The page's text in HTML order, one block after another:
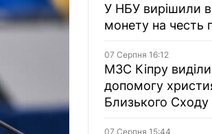
У НБУ вирішили
монету на честь
07 Серпня 16:12
МЗС Кіпру
допомогу
Близького Сходу
07 Серпня 15:44